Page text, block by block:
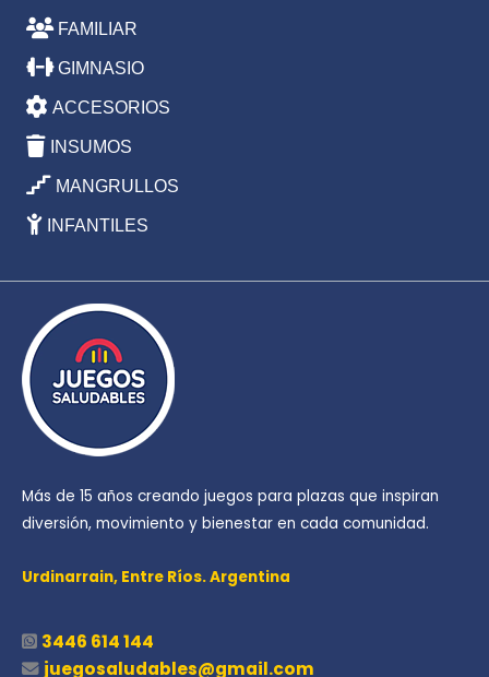
FAMILIAR
GIMNASIO
ACCESORIOS
INSUMOS
MANGRULLOS
INFANTILES
Más de 15 años creando juegos para plazas que inspiran
diversión, movimiento y bienestar en cada comunidad.
Urdinarrain, Entre Ríos. Argentina
3446 614 144
juegosaludables@gmail.com